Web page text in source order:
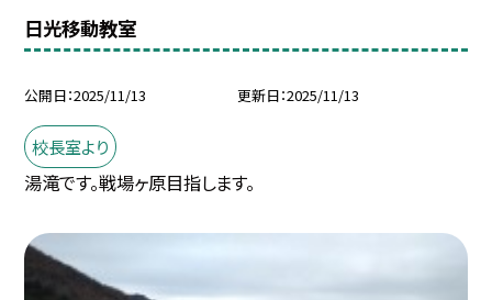
日光移動教室
公開日 2025/11/13 更新日 2025/11/13
校長室より
湯滝です。戦場ヶ原目指します。